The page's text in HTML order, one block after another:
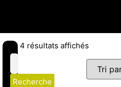
Recherche
4 résultats affichés